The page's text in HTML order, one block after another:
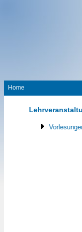
Home